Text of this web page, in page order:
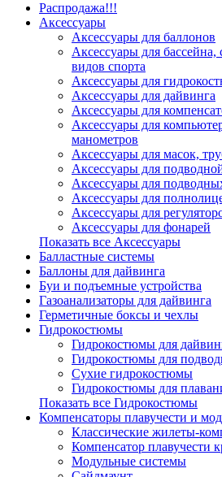
Распродажа!!!
Аксессуары
Аксессуары для баллонов
Аксессуары для
видов спорта
Аксессуары для
Аксессуары для дайвинга
Аксессуары для
Аксессуары для
манометров
Аксессуары для масок,
Аксессуары для
Аксессуары для
Аксессуары для
Аксессуары для
Аксессуары для фонарей
Показать все Аксессуары
Балластные системы
Баллоны для дайвинга
Буи и подъемные устройства
Газоанализаторы для дайвинга
Герметичные боксы и чехлы
Гидрокостюмы
Гидрокостюмы для
Гидрокостюмы для
Сухие гидрокостюмы
Гидрокостюмы для
Показать все Гидрокостюмы
Компенсаторы плавучести и
Классические жилеты-
Компенсатор плавучести
Модульные системы